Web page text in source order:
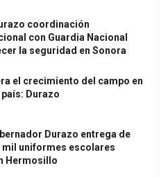
coordinación
con Guardia Nacional
la seguridad en Sonora
el crecimiento del campo en
Durazo
Durazo entrega de
mil uniformes escolares
Hermosillo